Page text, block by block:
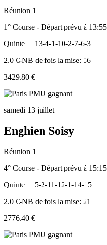
Réunion 1
1° Course - Départ prévu à 13:55
Quinte
13-4-1-10-2-7-6-3
2.0 €-NB de fois la mise: 56
3429.80 €
samedi 13 juillet
Enghien Soisy
Réunion 1
4° Course - Départ prévu à 15:15
Quinte
5-2-11-12-1-14-15
2.0 €-NB de fois la mise: 21
2776.40 €